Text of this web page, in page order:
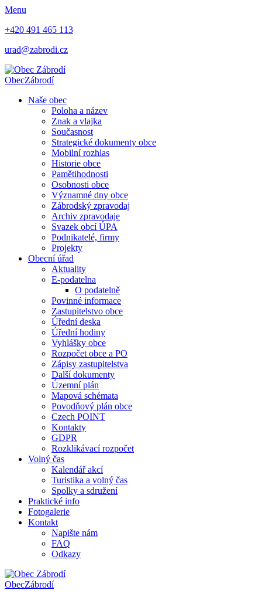
Menu
+420 491 465 113
urad@zabrodi.cz
ObecZábrodí
Naše obec
Poloha a název
Znak a vlajka
Současnost
Strategické dokumenty obce
Mobilní rozhlas
Historie obce
Pamětihodnosti
Osobnosti obce
Významné dny obce
Zábrodský zpravodaj
Archiv zpravodaje
Svazek obcí ÚPA
Podnikatelé, firmy
Projekty
Obecní úřad
Aktuality
E-podatelna
O podatelně
Povinné informace
Zastupitelstvo obce
Úřední deska
Úřední hodiny
Vyhlášky obce
Rozpočet obce a PO
Zápisy zastupitelstva
Další dokumenty
Územní plán
Mapová schémata
Povodňový plán obce
Czech POINT
Kontakty
GDPR
Rozklikávací rozpočet
Volný čas
Kalendář akcí
Turistika a volný čas
Spolky a sdružení
Praktické info
Fotogalerie
Kontakt
Napište nám
FAQ
Odkazy
ObecZábrodí